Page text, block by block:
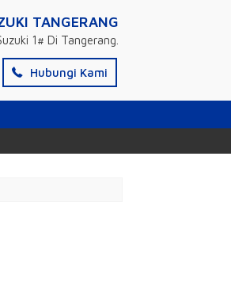
TANGERANG
1# Di Tangerang.
Hubungi Kami